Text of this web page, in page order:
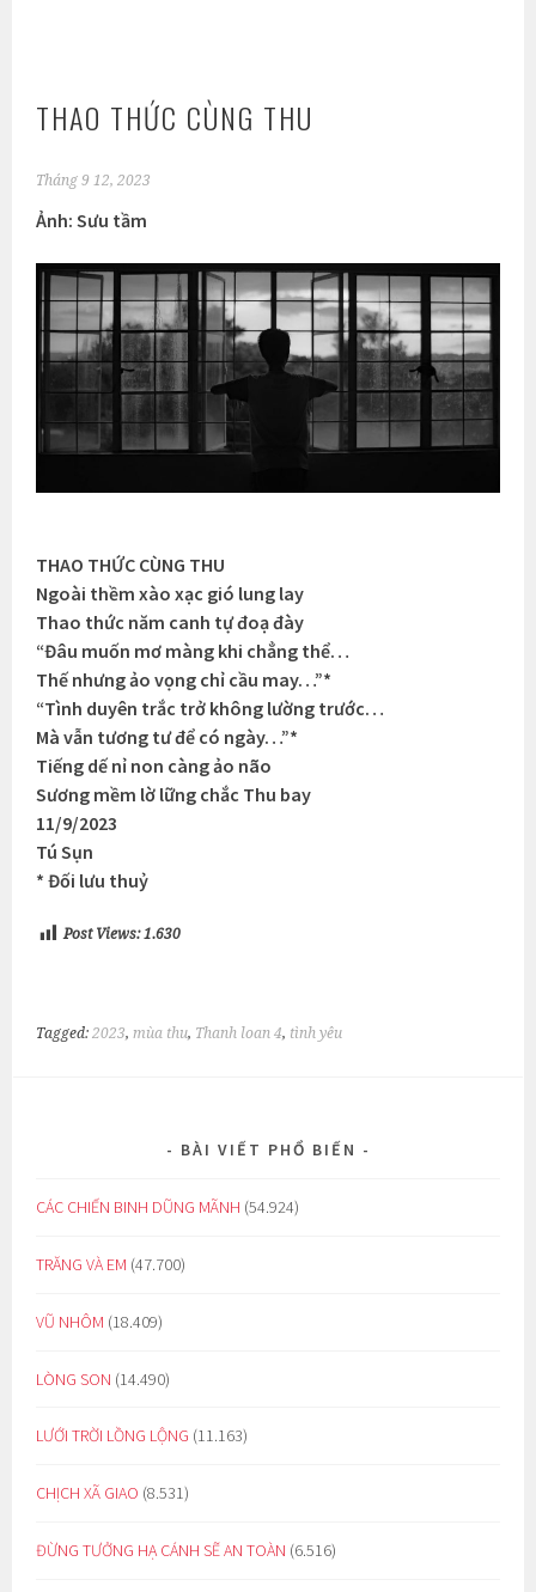
THAO THỨC CÙNG THU
Tháng 9 12, 2023
Ảnh: Sưu tầm
THAO THỨC CÙNG THU
Ngoài thềm xào xạc gió lung lay
Thao thức năm canh tự đoạ đày
“Đâu muốn mơ màng khi chẳng thể…
Thế nhưng ảo vọng chỉ cầu may…”*
“Tình duyên trắc trở không lường trước…
Mà vẫn tương tư để có ngày…”*
Tiếng dế nỉ non càng ảo não
Sương mềm lờ lững chắc Thu bay
11/9/2023
Tú Sụn
* Đối lưu thuỷ
Post Views: 1.630
Tagged:2023, mùa thu, Thanh loan 4, tình yêu
BÀI VIẾT PHỔ BIẾN
CÁC CHIẾN BINH DŨNG MÃNH (54.924)
TRĂNG VÀ EM (47.700)
VŨ NHÔM (18.409)
LÒNG SON (14.490)
LƯỚI TRỜI LỒNG LỘNG (11.163)
CHỊCH XÃ GIAO (8.531)
ĐỪNG TƯỞNG HẠ CÁNH SẼ AN TOÀN (6.516)